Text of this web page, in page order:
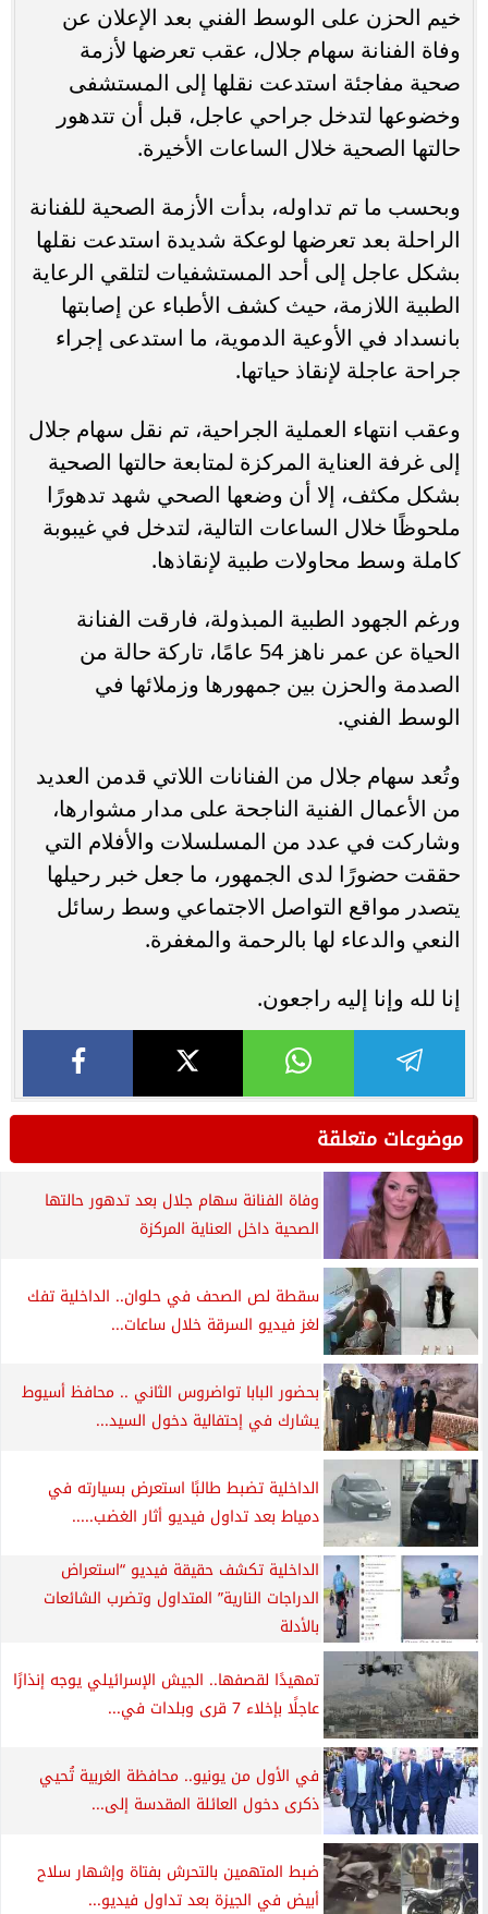
خيم الحزن على الوسط الفني بعد الإعلان عن
وفاة الفنانة سهام جلال، عقب تعرضها لأزمة
صحية مفاجئة استدعت نقلها إلى المستشفى
وخضوعها لتدخل جراحي عاجل، قبل أن تتدهور
حالتها الصحية خلال الساعات الأخيرة.
وبحسب ما تم تداوله، بدأت الأزمة الصحية للفنانة
الراحلة بعد تعرضها لوعكة شديدة استدعت نقلها
بشكل عاجل إلى أحد المستشفيات لتلقي الرعاية
الطبية اللازمة، حيث كشف الأطباء عن إصابتها
بانسداد في الأوعية الدموية، ما استدعى إجراء
جراحة عاجلة لإنقاذ حياتها.
وعقب انتهاء العملية الجراحية، تم نقل سهام جلال
إلى غرفة العناية المركزة لمتابعة حالتها الصحية
بشكل مكثف، إلا أن وضعها الصحي شهد تدهورًا
ملحوظًا خلال الساعات التالية، لتدخل في غيبوبة
كاملة وسط محاولات طبية لإنقاذها.
ورغم الجهود الطبية المبذولة، فارقت الفنانة
الحياة عن عمر ناهز 54 عامًا، تاركة حالة من
الصدمة والحزن بين جمهورها وزملائها في
الوسط الفني.
وتُعد سهام جلال من الفنانات اللاتي قدمن العديد
من الأعمال الفنية الناجحة على مدار مشوارها،
وشاركت في عدد من المسلسلات والأفلام التي
حققت حضورًا لدى الجمهور، ما جعل خبر رحيلها
يتصدر مواقع التواصل الاجتماعي وسط رسائل
النعي والدعاء لها بالرحمة والمغفرة.
إنا لله وإنا إليه راجعون.
موضوعات متعلقة
وفاة الفنانة سهام جلال بعد تدهور حالتها
الصحية داخل العناية المركزة
سقطة لص الصحف في حلوان.. الداخلية تفك
لغز فيديو السرقة خلال ساعات...
بحضور البابا تواضروس الثاني .. محافظ أسيوط
يشارك في إحتفالية دخول السيد...
الداخلية تضبط طالبًا استعرض بسيارته في
دمياط بعد تداول فيديو أثار الغضب.....
الداخلية تكشف حقيقة فيديو “استعراض
الدراجات النارية” المتداول وتضرب الشائعات
بالأدلة
تمهيدًا لقصفها.. الجيش الإسرائيلي يوجه إنذارًا
عاجلًا بإخلاء 7 قرى وبلدات في...
في الأول من يونيو.. محافظة الغربية تُحيي
ذكرى دخول العائلة المقدسة إلى...
ضبط المتهمين بالتحرش بفتاة وإشهار سلاح
أبيض في الجيزة بعد تداول فيديو...